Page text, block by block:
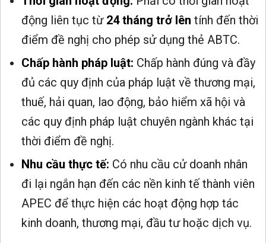
động liên tục từ 24 tháng trở lên tính đến thời
điểm đề nghị cho phép sử dụng thẻ ABTC.
Chấp hành pháp luật: Chấp hành đúng và đầy
đủ các quy định của pháp luật về thương mại,
thuế, hải quan, lao động, bảo hiểm xã hội và
các quy định pháp luật chuyên ngành khác tại
thời điểm đề nghị.
Nhu cầu thực tế: Có nhu cầu cử doanh nhân
đi lại ngắn hạn đến các nền kinh tế thành viên
APEC để thực hiện các hoạt động hợp tác
kinh doanh, thương mại, đầu tư hoặc dịch vụ.